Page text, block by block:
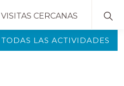
VISITAS CERCANAS
TODAS LAS ACTIVIDADES